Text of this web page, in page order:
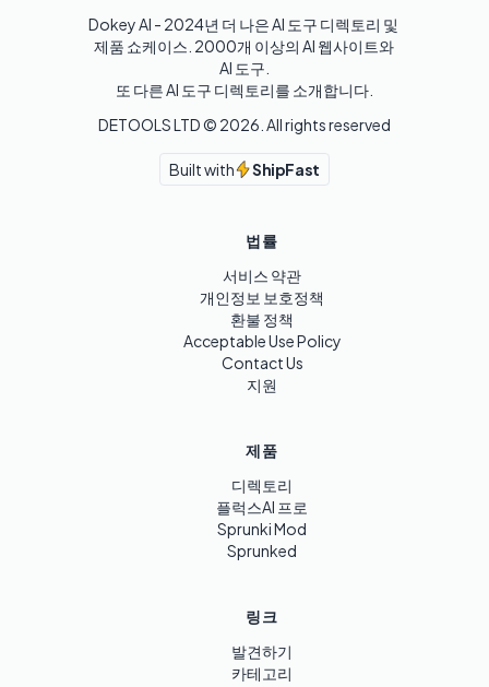
Dokey AI - 2024년 더 나은 AI 도구 디렉토리 및
제품 쇼케이스. 2000개 이상의 AI 웹사이트와
AI 도구.
또 다른 AI 도구 디렉토리를 소개합니다.
DETOOLS LTD © 2026 . All rights reserved
Built with ShipFast
법률
서비스 약관
개인정보 보호정책
환불 정책
Acceptable Use Policy
Contact Us
지원
제품
디렉토리
플럭스AI 프로
Sprunki Mod
Sprunked
링크
발견하기
카테고리